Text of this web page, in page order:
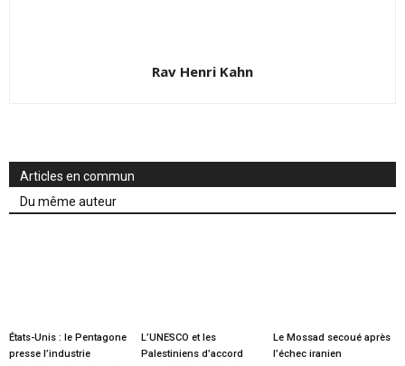
Rav Henri Kahn
Articles en commun
Du même auteur
États-Unis : le Pentagone
presse l’industrie
L’UNESCO et les
Palestiniens d’accord
Le Mossad secoué après
l’échec iranien